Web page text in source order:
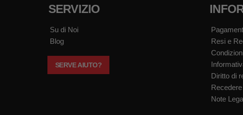
SERVIZIO
Su di Noi
Blog
SERVE AIUTO?
Resi e
Diritto di
Note